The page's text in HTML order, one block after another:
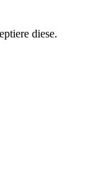
diese.